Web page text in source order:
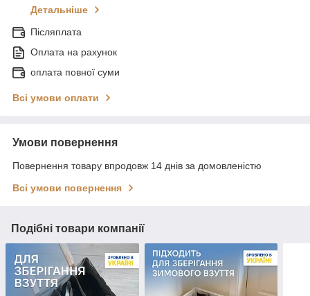
Детальніше
Післяплата
Оплата на рахунок
оплата повної суми
Всі умови оплати
Умови повернення
Повернення товару впродовж 14 днів за домовленістю
Всі умови повернення
Подібні товари компанії